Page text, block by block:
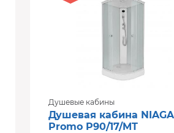
Душевые кабины
Душевая кабина
Promo P90/17/MT